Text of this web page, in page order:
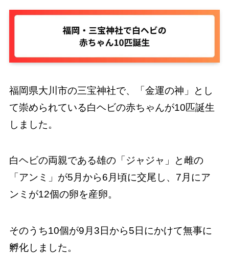
福岡県大川市の三宝神社で、「金運の神」とし
て崇められている白ヘビの赤ちゃんが10匹誕生
しました。
白ヘビの両親である雄の「ジャジャ」と雌の
「アンミ」が5月から6月頃に交尾し、7月にア
ンミが12個の卵を産卵。
そのうち10個が9月3日から5日にかけて無事に
孵化しました。